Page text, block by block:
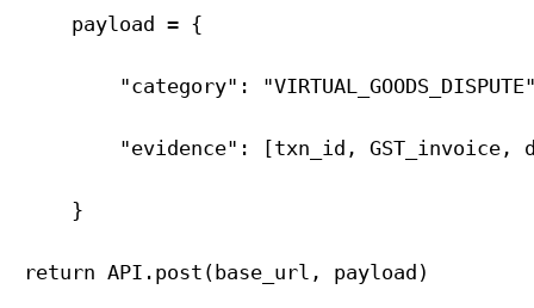
    payload = {
"category":
"evidence": [txn_id, GST_invoice,
    }
return API.post(base_url, payload)